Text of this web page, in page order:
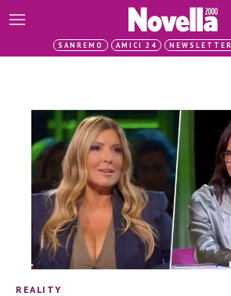
SANREMO AMICI 24 NEWSLETTER
REALITY